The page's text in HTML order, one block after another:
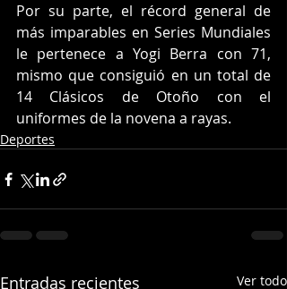
Por su parte, el récord general de
más imparables en Series Mundiales
le pertenece a Yogi Berra con 71,
mismo que consiguió en un total de
14 Clásicos de Otoño con el
uniformes de la novena a rayas.
Deportes
Entradas recientes Ver todo